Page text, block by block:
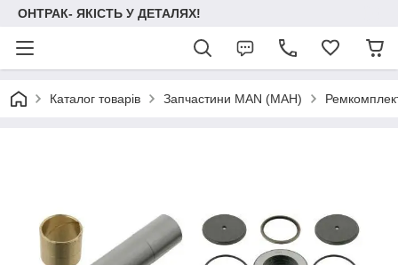
ОНТРАК- ЯКІСТЬ У ДЕТАЛЯХ!
Каталог товарів Запчастини MAN (МАН)